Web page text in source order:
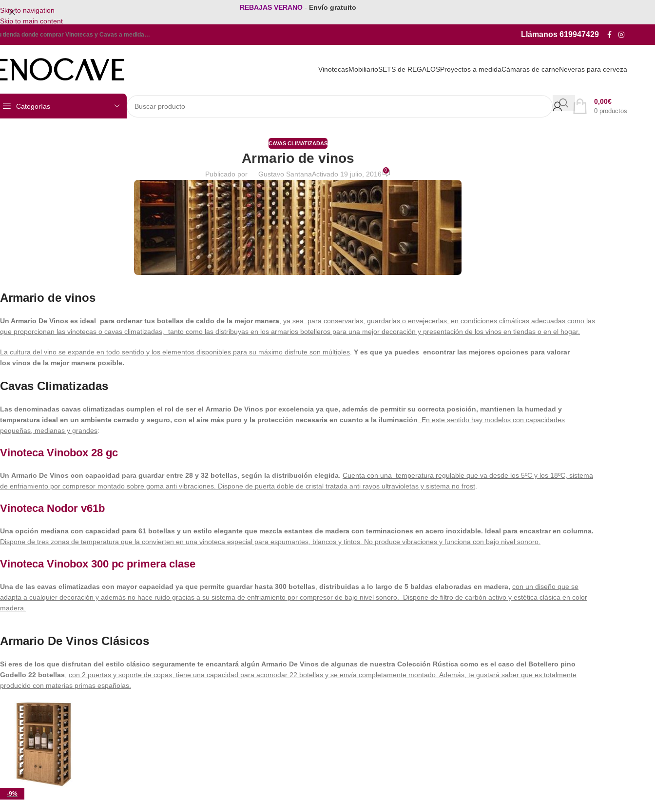
Skip to navigation
Skip to main content
REBAJAS VERANO - Envío gratuito
tienda donde comprar Vinotecas y Cavas a medida… Llámanos 619947429
VinotecasMobiliarioSETS de REGALOSProyectos a medidaCámaras de carneNeveras para cerveza
Categorías
0 productos
0,00€
CAVAS CLIMATIZADAS
Armario de vinos
Publicado por Gustavo SantanaActivado 19 julio, 2016 0
Armario de vinos
Un Armario De Vinos es ideal para ordenar tus botellas de caldo de la mejor manera ya sea para conservarlas, guardarlas o envejecerlas, en condiciones climáticas adecuadas como las
que proporcionan las vinotecas o cavas climatizadas, tanto como las distribuyas en los armarios botelleros para una mejor decoración y presentación de los vinos en tiendas o en el hogar.
La cultura del vino se expande en todo sentido y los elementos disponibles para su máximo disfrute son múltiples Y es que ya puedes encontrar las mejores opciones para valorar
los vinos de la mejor manera posible.
Cavas Climatizadas
Las denominadas cavas climatizadas cumplen el rol de ser el Armario De Vinos por excelencia ya que, además de permitir su correcta posición, mantienen la humedad y
temperatura ideal en un ambiente cerrado y seguro, con el aire más puro y la protección necesaria en cuanto a la iluminación . En este sentido hay modelos con capacidades
pequeñas, medianas y grandes:
Vinoteca Vinobox 28 gc
Un Armario De Vinos con capacidad para guardar entre 28 y 32 botellas, según la distribución elegida Cuenta con una temperatura regulable que va desde los 5ºC y los 18ºC, sistema
de enfriamiento por compresor montado sobre goma anti vibraciones. Dispone de puerta doble de cristal tratada anti rayos ultravioletas y sistema no frost
Vinoteca Nodor v61b
Una opción mediana con capacidad para 61 botellas y un estilo elegante que mezcla estantes de madera con terminaciones en acero inoxidable. Ideal para encastrar en columna.
Dispone de tres zonas de temperatura que la convierten en una vinoteca especial para espumantes, blancos y tintos. No produce vibraciones y funciona con bajo nivel sonoro.
Vinoteca Vinobox 300 pc primera clase
Una de las cavas climatizadas con mayor capacidad ya que permite guardar hasta 300 botellas distribuidas a lo largo de 5 baldas elaboradas en madera, con un diseño que se
adapta a cualquier decoración y además no hace ruido gracias a su sistema de enfriamiento por compresor de bajo nivel sonoro. Dispone de filtro de carbón activo y estética clásica en color
madera.
Armario De Vinos Clásicos
Si eres de los que disfrutan del estilo clásico seguramente te encantará algún Armario De Vinos de algunas de nuestra Colección Rústica como es el caso del Botellero pino
Godello 22 botellas con 2 puertas y soporte de copas, tiene una capacidad para acomodar 22 botellas y se envía completamente montado. Además, te gustará saber que es totalmente
producido con materias primas españolas.
-9%